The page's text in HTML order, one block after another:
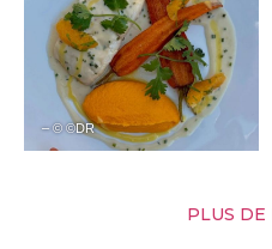
– © ©DR
PLUS DE